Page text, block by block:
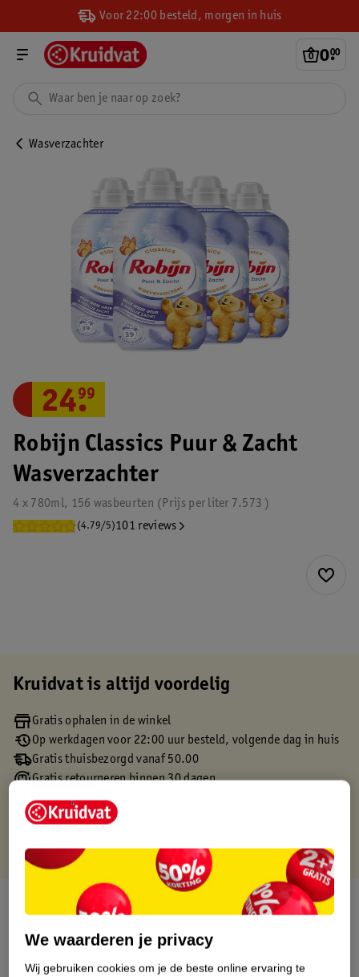
Voor 22:00 besteld, morgen in huis
0.
00
Wasverzachter
Robijn Classics Puur & Zacht
Wasverzachter
4 x 780ml, 156 wasbeurten 7.573
Prijs per liter
(4.79/5)101 reviews
24.
99
Kruidvat is altijd voordelig
Gratis ophalen in de winkel
Op werkdagen voor 22:00 uur besteld, volgende dag in huis
Gratis thuisbezorgd vanaf 50.00
Gratis retourneren binnen 30 dagen
Gratis punten met je Kruidvat kaart
Over dit product
Productinformatie
We waarderen je privacy
Wij gebruiken cookies om je de beste online ervaring te